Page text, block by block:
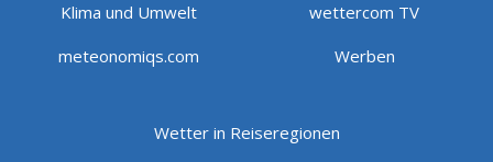
Klima und Umwelt
wettercom TV
meteonomiqs.com
Werben
Wetter in Reiseregionen